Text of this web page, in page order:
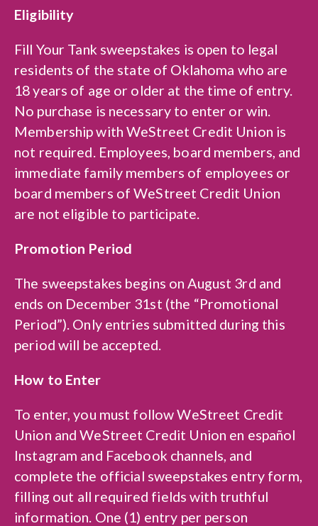
Eligibility
Fill Your Tank sweepstakes is open to legal
residents of the state of Oklahoma who are
18 years of age or older at the time of entry.
No purchase is necessary to enter or win.
Membership with WeStreet Credit Union is
not required. Employees, board members, and
immediate family members of employees or
board members of WeStreet Credit Union
are not eligible to participate.
Promotion Period
The sweepstakes begins on August 3rd and
ends on December 31st (the “Promotional
Period”). Only entries submitted during this
period will be accepted.
How to Enter
To enter, you must follow WeStreet Credit
Union and WeStreet Credit Union en español
Instagram and Facebook channels, and
complete the official sweepstakes entry form,
filling out all required fields with truthful
information. One (1) entry per person